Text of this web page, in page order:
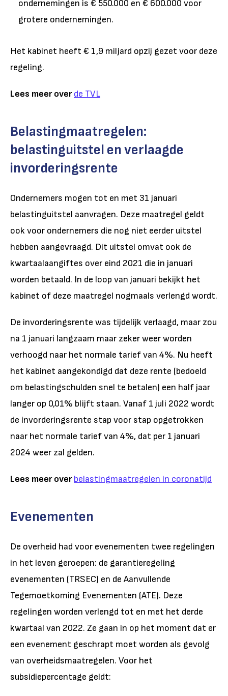
ondernemingen is € 550.000 en € 600.000 voor
grotere ondernemingen.
Het kabinet heeft € 1,9 miljard opzij gezet voor deze
regeling.
Lees meer overde TVL
Belastingmaatregelen:
belastinguitstel en verlaagde
invorderingsrente
Ondernemers mogen tot en met 31 januari
belastinguitstel aanvragen. Deze maatregel geldt
ook voor ondernemers die nog niet eerder uitstel
hebben aangevraagd. Dit uitstel omvat ook de
kwartaalaangiftes over eind 2021 die in januari
worden betaald. In de loop van januari bekijkt het
kabinet of deze maatregel nogmaals verlengd wordt.
De invorderingsrente was tijdelijk verlaagd, maar zou
na 1 januari langzaam maar zeker weer worden
verhoogd naar het normale tarief van 4%. Nu heeft
het kabinet aangekondigd dat deze rente (bedoeld
om belastingschulden snel te betalen) een half jaar
langer op 0,01% blijft staan. Vanaf 1 juli 2022 wordt
de invorderingsrente stap voor stap opgetrokken
naar het normale tarief van 4%, dat per 1 januari
2024 weer zal gelden.
Lees meer overbelastingmaatregelen in coronatijd
Evenementen
De overheid had voor evenementen twee regelingen
in het leven geroepen: de garantieregeling
evenementen (TRSEC) en de Aanvullende
Tegemoetkoming Evenementen (ATE). Deze
regelingen worden verlengd tot en met het derde
kwartaal van 2022. Ze gaan in op het moment dat er
een evenement geschrapt moet worden als gevolg
van overheidsmaatregelen. Voor het
subsidiepercentage geldt: